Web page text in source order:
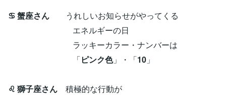
♋ 蟹座さん うれしいお知らせがやってくる
エネルギーの日
ラッキーカラー・ナンバーは
「ピンク色」・「10 」
♌ 獅子座さん 積極的な行動が